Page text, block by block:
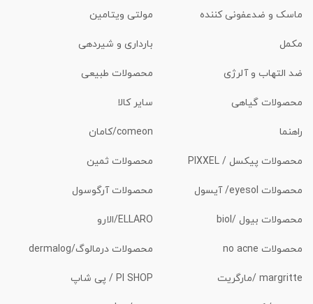
ماسک و ضدعفونی کننده مولتی ویتامین
مکمل بارداری و شیردهی
ضد التهاب و آلرژی محصولات طبیعی
محصولات گیاهی سایر کالا
راهنما comeon/کامان
محصولات پیکسل / PIXXEL محصولات ثمین
محصولات eyesol/ آیسول محصولات آرگوسول
محصولات بیول /biol ELLARO/الارو
محصولات no acne محصولات درمالوگ/dermalog
margritte /مارگریت PI SHOP / پی شاپ